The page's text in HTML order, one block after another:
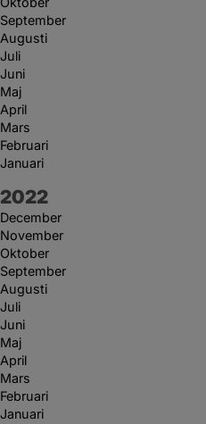
September
Augusti
Juli
Juni
Maj
April
Mars
Februari
Januari
År:
2022
December
November
Oktober
September
Augusti
Juli
Juni
Maj
April
Mars
Februari
Januari